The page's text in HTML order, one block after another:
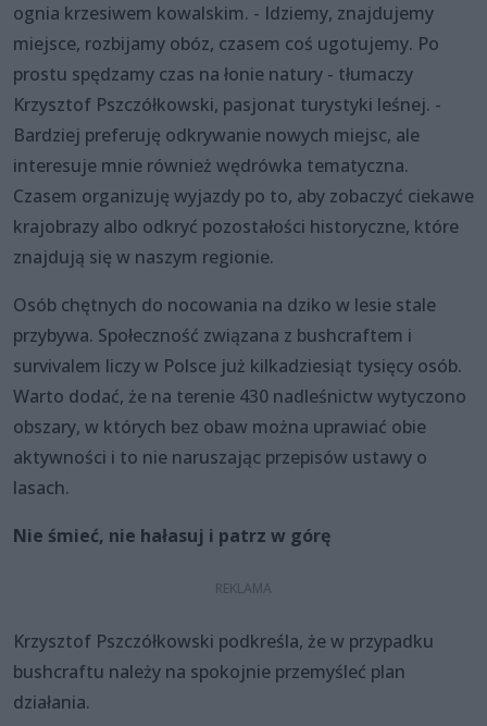
ognia krzesiwem kowalskim. - Idziemy, znajdujemy
miejsce, rozbijamy obóz, czasem coś ugotujemy. Po
prostu spędzamy czas na łonie natury - tłumaczy
Krzysztof Pszczółkowski, pasjonat turystyki leśnej. -
Bardziej preferuję odkrywanie nowych miejsc, ale
interesuje mnie również wędrówka tematyczna.
Czasem organizuję wyjazdy po to, aby zobaczyć ciekawe
krajobrazy albo odkryć pozostałości historyczne, które
znajdują się w naszym regionie.
Osób chętnych do nocowania na dziko w lesie stale
przybywa. Społeczność związana z bushcraftem i
survivalem liczy w Polsce już kilkadziesiąt tysięcy osób.
Warto dodać, że na terenie 430 nadleśnictw wytyczono
obszary, w których bez obaw można uprawiać obie
aktywności i to nie naruszając przepisów ustawy o
lasach.
Nie śmieć, nie hałasuj i patrz w górę
Krzysztof Pszczółkowski podkreśla, że w przypadku
bushcraftu należy na spokojnie przemyśleć plan
działania.